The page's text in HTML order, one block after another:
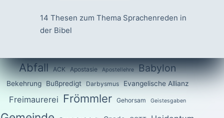
14 Thesen zum Thema Sprachenreden in
der Bibel
Abfall ACK Apostasie Apostellehre Babylon
Bekehrung Bußpredigt Darbysmus Evangelische Allianz
Freimaurerei Frömmler Gehorsam Geistesgaben